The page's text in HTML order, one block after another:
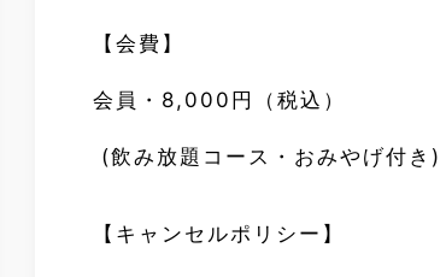
【会費】
会員・8,000円（税込）
(飲み放題コース・おみやげ付き)
【キャンセルポリシー】